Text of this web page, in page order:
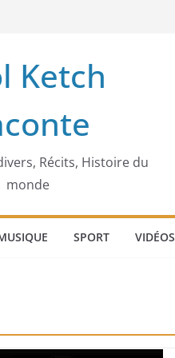
Ketch
Récits, Histoire du
monde
SPORT VIDÉOS